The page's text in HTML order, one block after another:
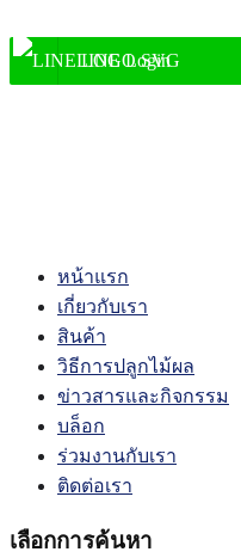
LINE Login
หน้าแรก
เกี่ยวกับเรา
สินค้า
วิธีการปลูกไม้ผล
ข่าวสารและกิจกรรม
บล็อก
ร่วมงานกับเรา
ติดต่อเรา
เลือกการค้นหา